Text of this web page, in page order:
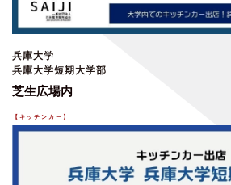
兵庫大学
兵庫大学短期大学部
芝生広場内
【キッチンカー 】